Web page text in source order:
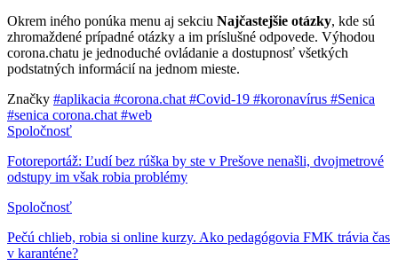
Okrem iného ponúka menu aj sekciu Najčastejšie otázky, kde sú
zhromaždené prípadné otázky a im príslušné odpovede. Výhodou
corona.chatu je jednoduché ovládanie a dostupnosť všetkých
podstatných informácií na jednom mieste.
Značky #aplikacia #corona.chat #Covid-19 #koronavírus #Senica
#senica corona.chat #web
Spoločnosť
Fotoreportáž: Ľudí bez rúška by ste v Prešove nenašli, dvojmetrové
odstupy im však robia problémy
Spoločnosť
Pečú chlieb, robia si online kurzy. Ako pedagógovia FMK trávia čas
v karanténe?